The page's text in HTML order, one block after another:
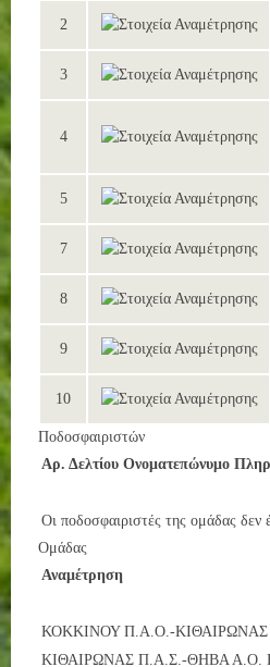
2
3
4
5
7
8
9
10
Ποδοσφαιριστών
Αρ. Δελτίου Ονοματεπώνυμο
Οι ποδοσφαιριστές της ομάδας δεν
Ομάδας
Αναμέτρηση
ΚΟΚΚΙΝΟΥ Π.Α.Ο.-ΚΙΘΑΙΡΩΝΑΣ
ΚΙΘΑΙΡΩΝΑΣ Π.Α.Σ.-ΘΗΒΑ Α.Ο.